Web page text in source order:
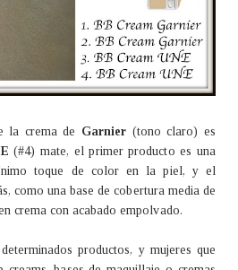
la crema de Garnier (tono claro) es
(#4) mate, el primer producto es una
toque de color en la piel, y el
como una base de cobertura media de
crema con acabado empolvado.
productos, y mujeres que